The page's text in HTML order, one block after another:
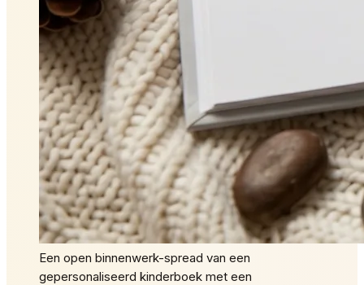
Een open binnenwerk-spread van een
gepersonaliseerd kinderboek met een